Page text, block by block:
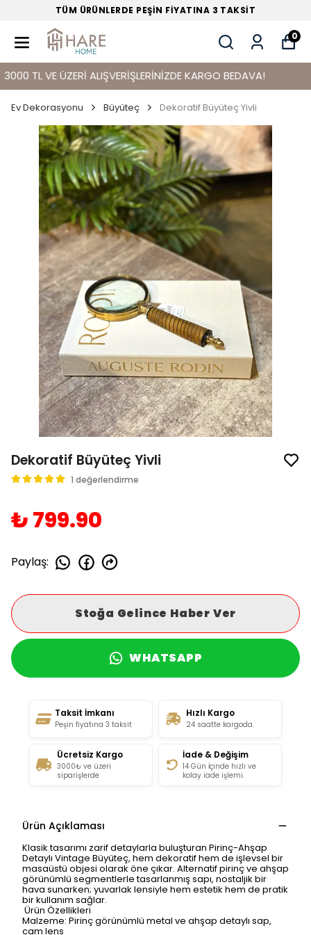
TÜM ÜRÜNLERDE PEŞİN FİYATINA 3 TAKSİT
0
VE ÜZERİ ALIŞVERİŞLERİNİZDE KARGO BEDAVA!
Ev Dekorasyonu Büyüteç Dekoratif Büyüteç Yivli
Dekoratif Büyüteç Yivli
1 değerlendirme
₺ 799.90
Paylaş:
Stoğa Gelince Haber Ver
WHATSAPP
Taksit İmkanı
Peşin fiyatına 3 taksit
Hızlı Kargo
24 saatte kargoda.
Ücretsiz Kargo
3000₺ ve üzeri
siparişlerde
İade & Değişim
14 Gün İçinde hızlı ve
kolay iade işlemi.
Ürün Açıklaması
Klasik tasarımı zarif detaylarla buluşturan Pirinç-Ahşap
Detaylı Vintage Büyüteç, hem dekoratif hem de işlevsel bir
masaüstü objesi olarak öne çıkar. Alternatif pirinç ve ahşap
görünümlü segmentlerle tasarlanmış sapı, nostaljik bir
hava sunarken; yuvarlak lensiyle hem estetik hem de pratik
bir kullanım sağlar.
Ürün Özellikleri
Malzeme: Pirinç görünümlü metal ve ahşap detaylı sap,
cam lens